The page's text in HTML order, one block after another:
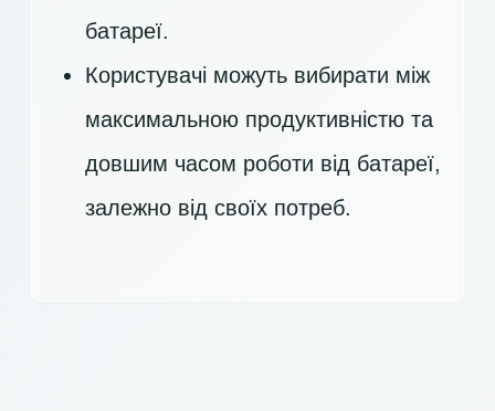
батареї.
Користувачі можуть вибирати між
максимальною продуктивністю та
довшим часом роботи від батареї,
залежно від своїх потреб.